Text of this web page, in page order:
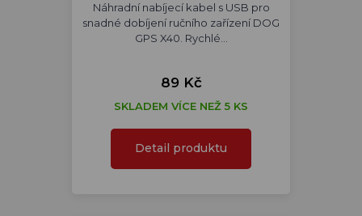
Náhradní nabíjecí kabel s USB pro
snadné dobíjení ručního zařízení DOG
GPS X40. Rychlé…
89 Kč
SKLADEM VÍCE NEŽ 5 KS
Detail produktu